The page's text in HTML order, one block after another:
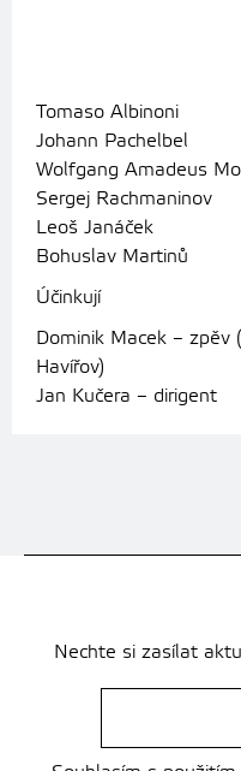
Tomaso Albinoni
Johann Pachelbel
Wolfgang Amadeus
Sergej Rachmaninov
Leoš Janáček
Bohuslav Martinů
Účinkují
Dominik Macek – zpěv
Havířov)
Jan Kučera – dirigent
Nechte si zasílat